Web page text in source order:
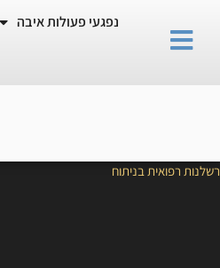
נפגעי פעולות איבה
רשלנות רפואית בניתוח